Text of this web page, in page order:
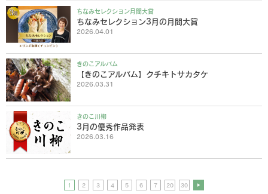
ちなみセレクション月間大賞
2026.04.01
ちなみセレクション3月の月間大賞
きのこアルバム
2026.03.31
【きのこアルバム】クチキトサカタケ
きのこ川柳
2026.03.16
3月の優秀作品発表
1 2 3 4 5 6 7 20 30